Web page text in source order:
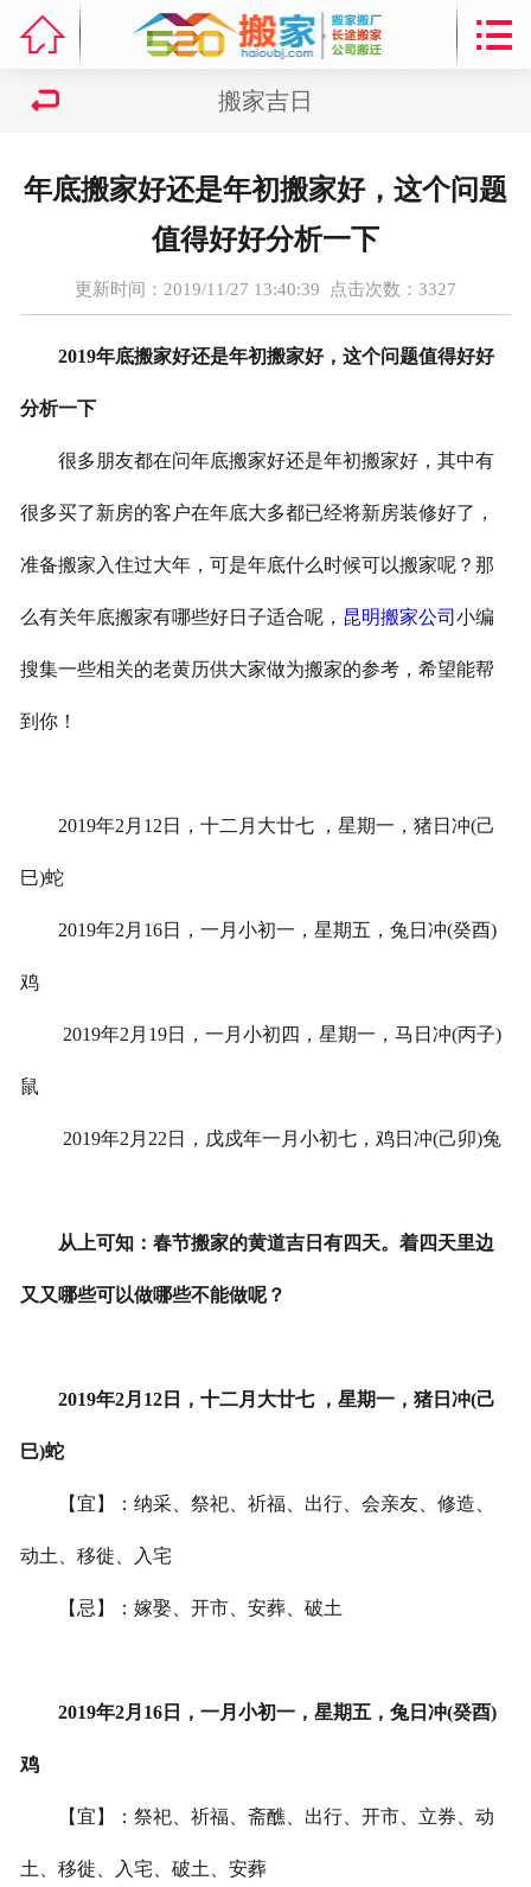

服务项目
搬家线路
联系我们
 
搬家吉日
年底搬家好还是年初搬家好，这个问题
值得好好分析一下
更新时间：2019/11/27 13:40:39 点击次数： 3327
2019年底搬家好还是年初搬家好，这个问题值得好好
分析一下
很多朋友都在问年底搬家好还是年初搬家好，其中有
很多买了新房的客户在年底大多都已经将新房装修好了，
准备搬家入住过大年，可是年底什么时候可以搬家呢？那
么有关年底搬家有哪些好日子适合呢， 昆明搬家公司 小编
搜集一些相关的老黄历供大家做为搬家的参考，希望能帮
到你！
2019年2月12日，十二月大廿七 ，星期一，猪日冲(己
巳)蛇
2019年2月16日，一月小初一，星期五，兔日冲(癸酉)
鸡
2019年2月19日，一月小初四，星期一，马日冲(丙子)
鼠
2019年2月22日，戊戍年一月小初七，鸡日冲(己卯)兔
从上可知：春节搬家的黄道吉日有四天。着四天里边
又又哪些可以做哪些不能做呢？
2019年2月12日，十二月大廿七 ，星期一，猪日冲(己
巳)蛇
【宜】：纳采、祭祀、祈福、出行、会亲友、修造、
动土、移徙、入宅
【忌】：嫁娶、开市、安葬、破土
2019年2月16日，一月小初一，星期五，兔日冲(癸酉)
鸡
【宜】：祭祀、祈福、斋醮、出行、开市、立券、动
土、移徙、入宅、破土、安葬